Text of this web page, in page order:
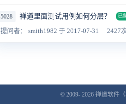
5028 禅道里面测试用例如何分层？ 已
提问者： smith1982 于 2017-07-31 2427
© 2009- 2026 禅道软件